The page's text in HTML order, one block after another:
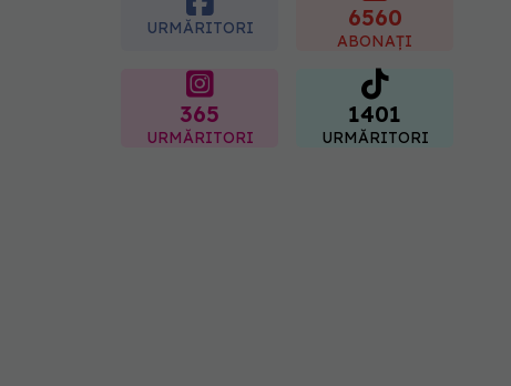
06.08.2026, 14:34
URMĂRITORI 6560
ABONAȚI
365
URMĂRITORI
1401
URMĂRITORI